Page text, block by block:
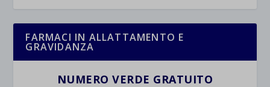
FARMACI IN ALLATTAMENTO E
GRAVIDANZA
NUMERO VERDE GRATUITO